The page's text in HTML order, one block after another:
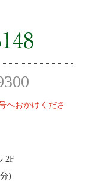
へおかけくださ
2F
)